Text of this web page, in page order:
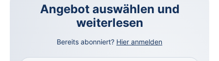
Angebot auswählen und
weiterlesen
Bereits abonniert? Hier anmelden